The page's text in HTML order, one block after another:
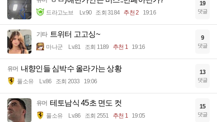
드라고노브 Lv.90 조회 3184 추천 2 19:16
19
댓글
기타 트위터 고고싱~
마나군 Lv.81 조회 1189 추천 1 19:16
9
댓글
유머 내향인들 심박수 올라가는 상황
풀소유 Lv.86 조회 2033 19:06
13
댓글
유머 테토남식 45초 면도 컷
풀소유 Lv.86 조회 2551 추천 1 19:05
15
댓글